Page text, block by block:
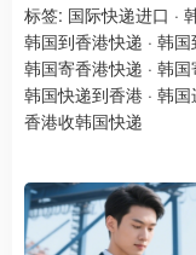
标签: 国际快递进口 ·
韩国到香港快递 · 韩国
韩国寄香港快递 · 韩国
韩国快递到香港 · 韩国
香港收韩国快递